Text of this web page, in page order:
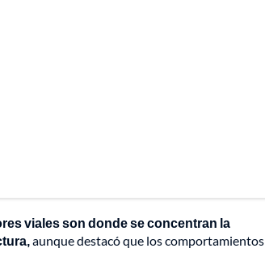
viales son donde se concentran la
aunque destacó que los comportamientos